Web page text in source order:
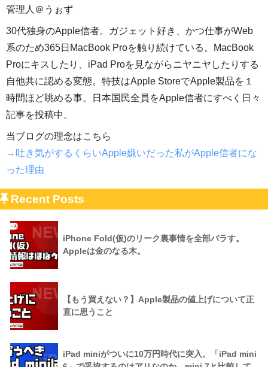
管理人＠うぉず
30代独身のApple信者。ガジェット好き、かつ仕事がWeb
系のため365日MacBook Proを触り続けている。MacBook
Proにキスしたり、iPad Proを見ながらニヤニヤしたりする
自他共に認める変態。特技はApple StoreでApple製品を１
時間ほど眺める事。日本国民全員をApple信者にすべく日々
記事を投稿中。
当ブログの理念はこちら
→吐き気がするくらいApple嫌いだった私がApple信者にな
った理由
Recent Posts
iPhone Fold(仮)のリーク裏事情を全部バラす。
Appleは金のなる木。
【もう買えない？】Apple製品の値上げについて正
直に思うこと
iPad miniがついに10万円時代に突入。「iPad mini